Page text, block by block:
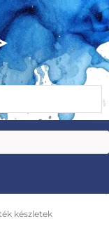
készletek